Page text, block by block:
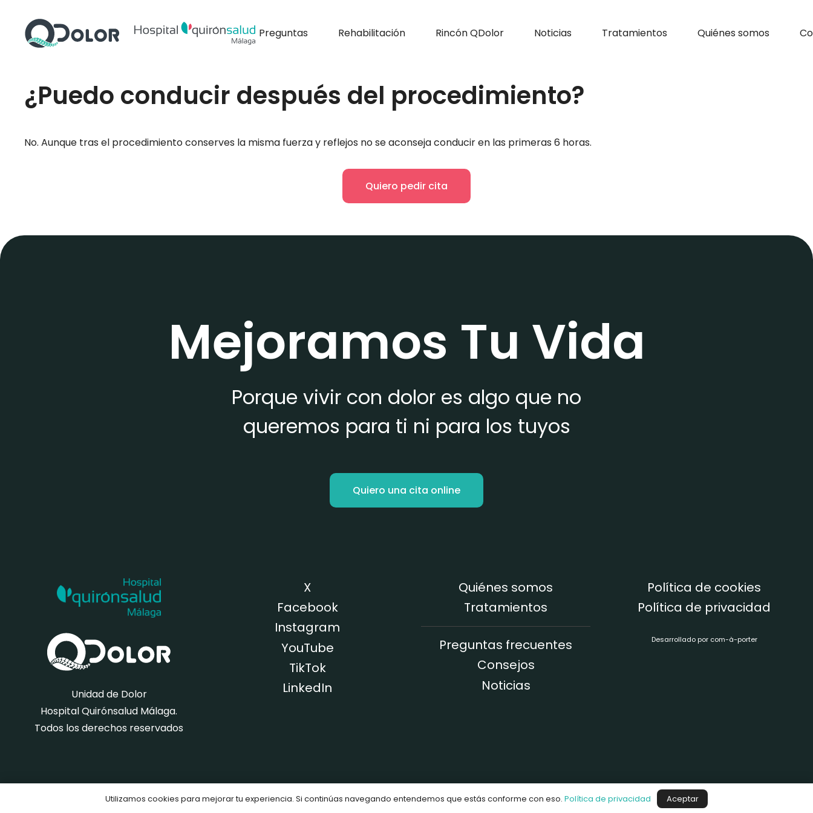
Preguntas Rehabilitación Rincón QDolor Noticias Tratamientos Quiénes somos
¿Puedo conducir después del procedimiento?
No. Aunque tras el procedimiento conserves la misma fuerza y reflejos no se aconseja conducir en las primeras 6 horas.
Quiero pedir cita
Mejoramos Tu Vida
Porque vivir con dolor es algo que no
queremos para ti ni para los tuyos
Quiero una cita online
Unidad de Dolor
Hospital Quirónsalud Málaga.
Todos los derechos reservados
X
Facebook
Instagram
YouTube
TikTok
LinkedIn
Quiénes somos
Tratamientos
Preguntas frecuentes
Consejos
Noticias
Política de cookies
Política de privacidad
Desarrollado por com-à-porter
Utilizamos cookies para mejorar tu experiencia. Si continúas navegando entendemos que estás conforme con eso. Política de privacidad Aceptar